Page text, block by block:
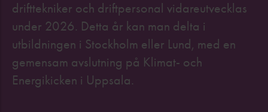
drifttekniker och driftpersonal vidareutvecklas
under 2026. Detta år kan man delta i
utbildningen i Stockholm eller Lund, med en
gemensam avslutning på Klimat- och
Energikicken i Uppsala.